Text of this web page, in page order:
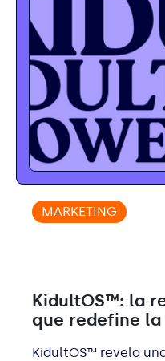
MARKETING
KidultOS™: la
que redefine la
KidultOS™ revela